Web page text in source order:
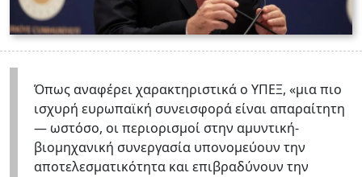
Όπως αναφέρει χαρακτηριστικά ο ΥΠΕΞ, «μια πιο
ισχυρή ευρωπαϊκή συνεισφορά είναι απαραίτητη
— ωστόσο, οι περιορισμοί στην αμυντική-
βιομηχανική συνεργασία υπονομεύουν την
αποτελεσματικότητα και επιβραδύνουν την